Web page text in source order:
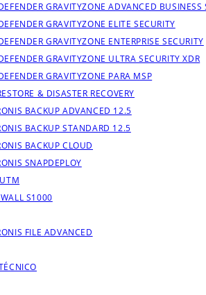
GRAVITYZONE ADVANCED BUSINESS
GRAVITYZONE ELITE SECURITY
GRAVITYZONE ENTERPRISE SECURITY
GRAVITYZONE ULTRA SECURITY XDR
GRAVITYZONE PARA MSP
& DISASTER RECOVERY
BACKUP ADVANCED 12.5
BACKUP STANDARD 12.5
BACKUP CLOUD
SNAPDEPLOY
S1000
FILE ADVANCED